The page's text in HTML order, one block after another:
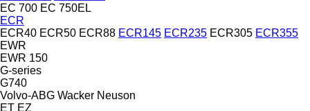
EC 700 EC 750EL
ECR
ECR40 ECR50 ECR88 ECR145 ECR235 ECR305 ECR355
EWR
EWR 150
G-series
G740
Volvo-ABG Wacker Neuson
ET EZ